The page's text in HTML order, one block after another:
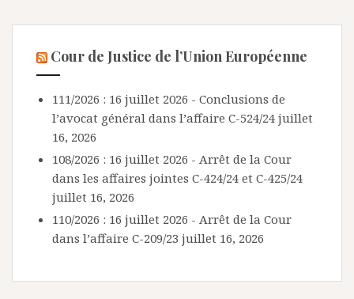
Cour de Justice de l’Union Européenne
111/2026 : 16 juillet 2026 - Conclusions de
l’avocat général dans l’affaire C-524/24 juillet
16, 2026
108/2026 : 16 juillet 2026 - Arrêt de la Cour
dans les affaires jointes C-424/24 et C-425/24
juillet 16, 2026
110/2026 : 16 juillet 2026 - Arrêt de la Cour
dans l’affaire C-209/23 juillet 16, 2026